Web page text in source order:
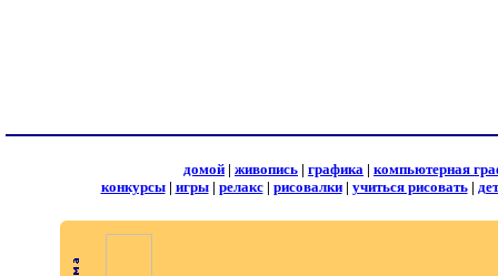
домой | живопись | графика | компьютерная
конкурсы| игры| релакс| рисовалки| учиться рисовать|